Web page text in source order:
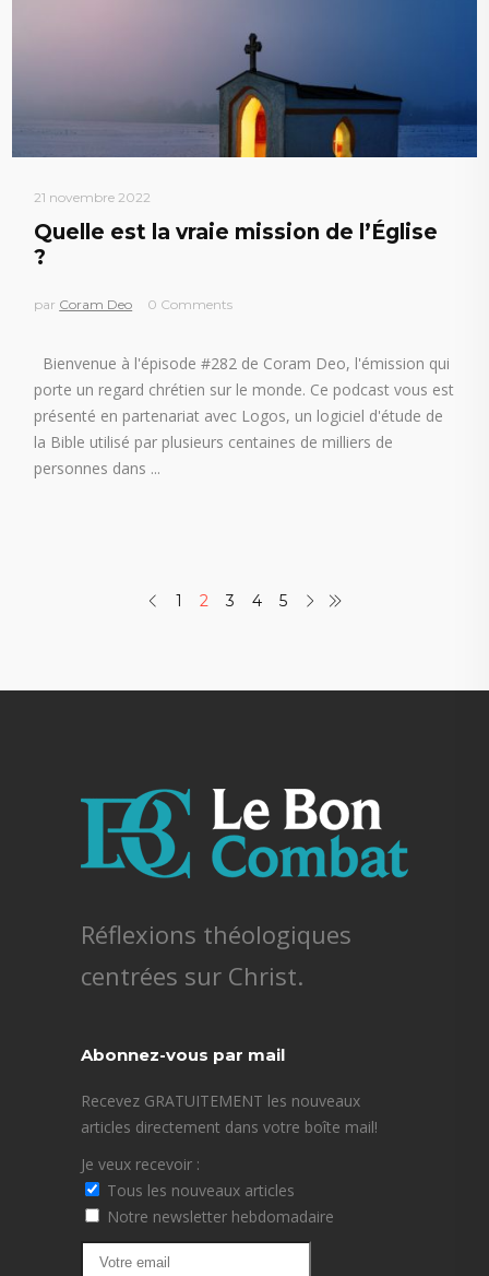
21 novembre 2022
Quelle est la vraie mission de l’Église
?
par Coram Deo 0 Comments
Bienvenue à l'épisode #282 de Coram Deo, l'émission qui
porte un regard chrétien sur le monde. Ce podcast vous est
présenté en partenariat avec Logos, un logiciel d'étude de
la Bible utilisé par plusieurs centaines de milliers de
personnes dans
1 2 3 4 5
Réflexions théologiques
centrées sur Christ.
Abonnez-vous par mail
Recevez GRATUITEMENT les nouveaux
articles directement dans votre boîte mail!
Je veux recevoir :
Tous les nouveaux articles
Notre newsletter hebdomadaire